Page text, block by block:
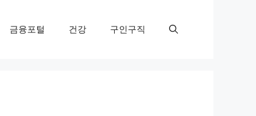
금융포털 건강 구인구직